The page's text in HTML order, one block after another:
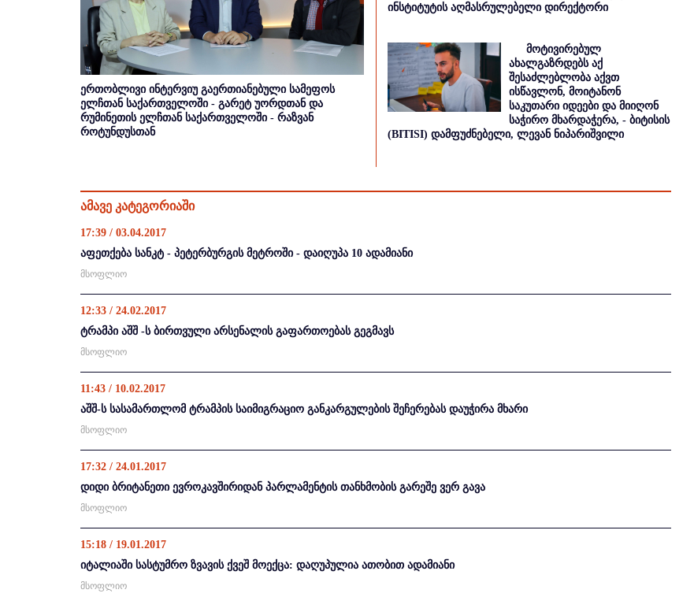
ერთობლივი ინტერვიუ გაერთიანებული სამეფოს
ელჩთან საქართველოში - გარეტ უორდთან და
რუმინეთის ელჩთან საქართველოში - რაზვან
როტუნდუსთან
ინსტიტუტის აღმასრულებელი დირექტორი
მოტივირებულ
ახალგაზრდებს აქ
შესაძლებლობა აქვთ
ისწავლონ, მოიტანონ
საკუთარი იდეები და მიიღონ
საჭირო მხარდაჭერა, - ბიტისის
(BITISI) დამფუძნებელი, ლევან ნიპარიშვილი
ამავე კატეგორიაში
17:39 / 03.04.2017
აფეთქება სანკტ - პეტერბურგის მეტროში - დაიღუპა 10 ადამიანი
მსოფლიო
12:33 / 24.02.2017
ტრამპი აშშ -ს ბირთვული არსენალის გაფართოებას გეგმავს
მსოფლიო
11:43 / 10.02.2017
აშშ-ს სასამართლომ ტრამპის საიმიგრაციო განკარგულების შეჩერებას დაუჭირა მხარი
მსოფლიო
17:32 / 24.01.2017
დიდი ბრიტანეთი ევროკავშირიდან პარლამენტის თანხმობის გარეშე ვერ გავა
მსოფლიო
15:18 / 19.01.2017
იტალიაში სასტუმრო ზვავის ქვეშ მოექცა: დაღუპულია ათობით ადამიანი
მსოფლიო